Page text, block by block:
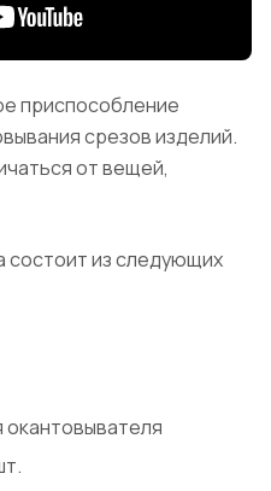
приспособление
срезов изделий.
от вещей,
состоит из следующих
окантовывателя